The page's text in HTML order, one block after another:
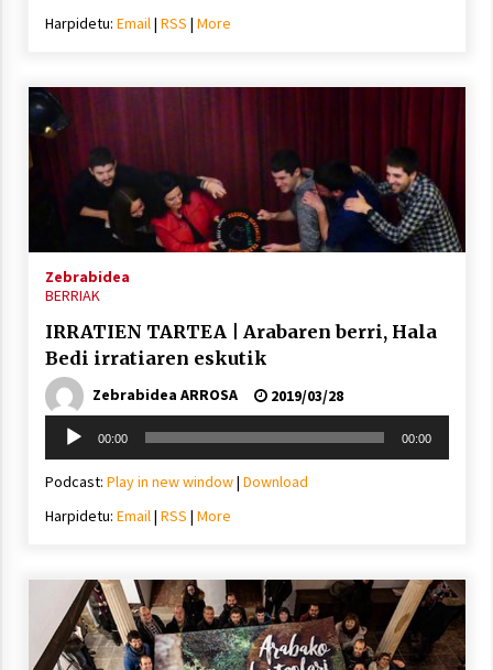
Harpidetu: Email| RSS | More
Zebrabidea
BERRIAK
IRRATIEN TARTEA | Arabaren berri, Hala
Bedi irratiaren eskutik
Zebrabidea ARROSA
2019/03/28
Soinu
erreproduzigailua
00:00 00:00
Podcast: Play in new window| Download
Harpidetu: Email| RSS | More